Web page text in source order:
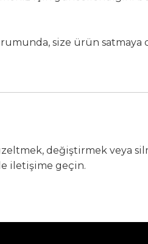
size ürün
değiştirmek veya
iletişime geçin.